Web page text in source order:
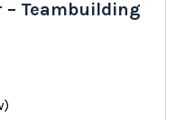
– Teambuilding